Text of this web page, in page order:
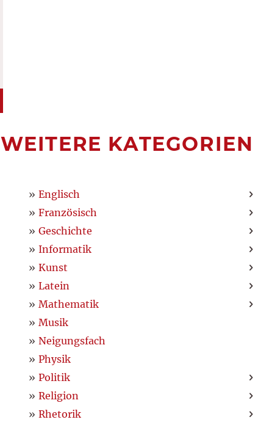
WEITERE KATEGORIEN
Englisch
Französisch
Geschichte
Informatik
Kunst
Latein
Mathematik
Musik
Neigungsfach
Physik
Politik
Religion
Rhetorik